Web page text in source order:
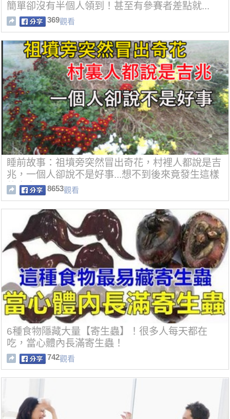
簡單卻沒有半個人領到！甚至有參賽者差點就...
369觀看
睡前故事：祖墳旁突然冒出奇花，村裡人都說是吉
兆，一個人卻說不是好事...想不到後來竟發生這樣
的奇事！8653觀看
6種食物隱藏大量【寄生蟲】！很多人每天都在
吃，當心體內長滿寄生蟲！
742觀看